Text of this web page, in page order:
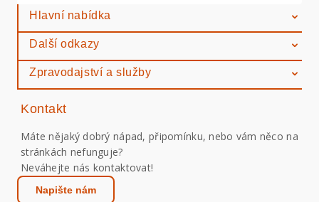
Hlavní nabídka
Další odkazy
Zpravodajství a služby
Kontakt
Máte nějaký dobrý nápad, připomínku, nebo vám něco na
stránkách nefunguje?
Neváhejte nás kontaktovat!
Napište nám